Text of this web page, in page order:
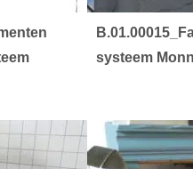
systeem